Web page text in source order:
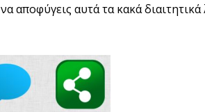
αποφύγεις αυτά τα κακά διαιτητικά